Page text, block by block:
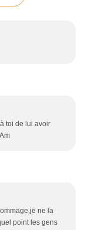
toi de lui avoir
ne la
point les gens